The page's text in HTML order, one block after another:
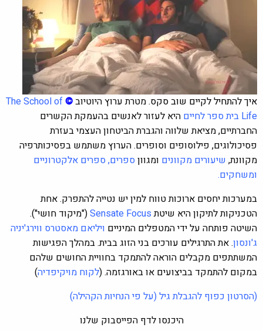
איך להתחיל לקיים שוב סקס.מטרת ערוץ היוטיוב©
The School of
Lifeבית ספר לחייםהיא לעזור לאנשים בהעמקת הקשרים
החברתיים, מציאת שלווה והגברת הביטחון העצמי בעזרת
פסיכולוגים, פילוסופים וסופרים. הערוץ משתמש בפסיכותרפיה
מקוונת,שיעורים מקווניםומגווןספרים,ספרים אלקטרוניים
ומשחקים.
במערכות יחסים ארוכות טווח למין יש נטייה להתפרק. אחת
הטכניקות לתיקון היא שיטתSensate Focus("מיקוד חושי").
השיטה פותחה על ידי המטפלים המינייםויליאם מאסטרס ווירג'יניה
ג'ונסון.את התרגילים עורכים בני הזוג בבית. במהלך הפגישות
המשתתפים מקבלים הוראה להתמקד בחוויית החושים שלהם
במקום להתמקד בביצועים או באורגזמה. (לקוח מויקיפדיה)
הסרטון כפוף להגבלת גיל (על פי הנחיות הקהילה)
היכנסו לדף הפייסבוק שלנו